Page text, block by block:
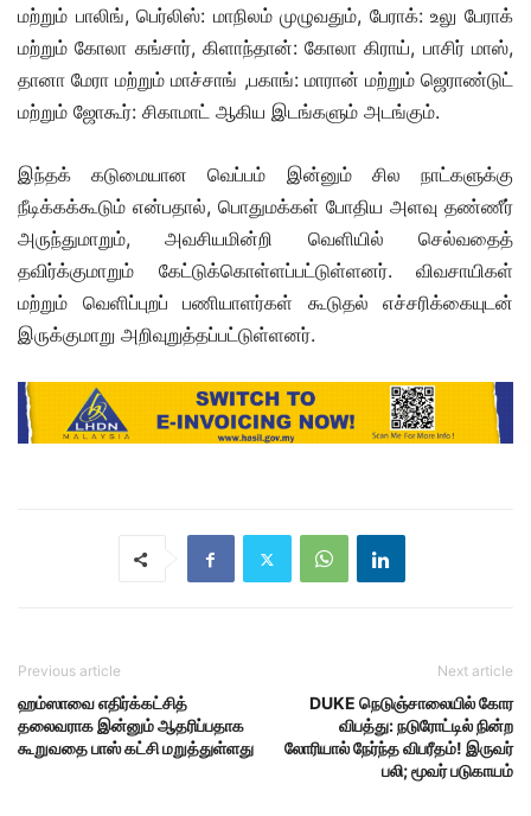
மற்றும் பாலிங், பெர்லிஸ்: மாநிலம் முழுவதும், பேராக்: உலு பேராக்
மற்றும் கோலா கங்சார், கிளாந்தான்: கோலா கிராய், பாசிர் மாஸ்,
தானா மேரா மற்றும் மாச்சாங் ,பகாங்: மாரான் மற்றும் ஜெராண்டுட்
மற்றும் ஜோகூர்: சிகாமாட் ஆகிய இடங்களும் அடங்கும்.
இந்தக் கடுமையான வெப்பம் இன்னும் சில நாட்களுக்கு
நீடிக்கக்கூடும் என்பதால், பொதுமக்கள் போதிய அளவு தண்ணீர்
அருந்துமாறும், அவசியமின்றி வெளியில் செல்வதைத்
தவிர்க்குமாறும் கேட்டுக்கொள்ளப்பட்டுள்ளனர். விவசாயிகள்
மற்றும் வெளிப்புறப் பணியாளர்கள் கூடுதல் எச்சரிக்கையுடன்
இருக்குமாறு அறிவுறுத்தப்பட்டுள்ளனர்.
Previous article
ஹம்ஸாவை எதிர்க்கட்சித்
தலைவராக இன்னும் ஆதரிப்பதாக
கூறுவதை பாஸ் கட்சி மறுத்துள்ளது
Next article
DUKE நெடுஞ்சாலையில் கோர
விபத்து: நடுரோட்டில் நின்ற
லோரியால் நேர்ந்த விபரீதம்! இருவர்
பலி; மூவர் படுகாயம்